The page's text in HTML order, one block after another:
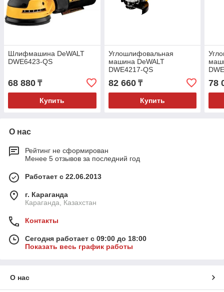
Шлифмашина DeWALT
DWE6423-QS
68 880 ₸
Купить
Углошлифовальная
машина DeWALT
DWE4217-QS
82 660₸
Купить
78
О нас
Рейтинг не сформирован
Менее 5 отзывов за последний год
Работает с 22.06.2013
г. Караганда
Караганда, Казахстан
Контакты
Сегодня работает с 09:00 до 18:00
Показать весь график работы
О нас